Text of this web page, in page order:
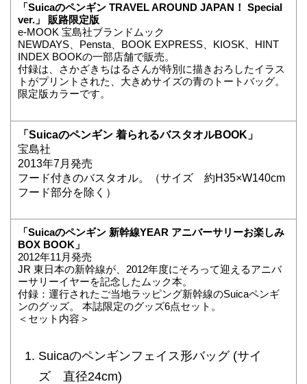
「Suicaのペンギン TRAVEL AROUND JAPAN！ Special
ver.」 販路限定版
e-MOOK 宝島社ブランドムック
NEWDAYS、Pensta、BOOK EXPRESS、KIOSK、HINT
INDEX BOOKの一部店舗で販売。
付録は、さかざきちはるさんが特別に描きおろしたイラス
トがプリントされた、大きめサイズの青のトートバッグ。
限定版カラーです。
「Suicaのペンギン 着られるバスタオルBOOK」
宝島社
2013年7月発売
フード付きのバスタオル。（サイズ 約H35×W140cm
フード部分を除く）
「Suicaのペンギン 新幹線YEAR アニバーサリーお楽しみ
BOX BOOK」
2012年11月発売
JR 東日本の新幹線が、2012年度にそろって迎えるアニバ
ーサリーイヤーを記念したムック本。
付録：運行されたご当地ラッピング新幹線のSuicaペンギ
ンのグッズ。 本誌限定のグッズ6点セット。
＜セット内容＞
Suicaのペンギンフェイス形バッグ (サイ
ズ 直径24cm)